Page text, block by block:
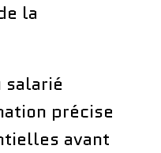
la
salarié
précise
avant